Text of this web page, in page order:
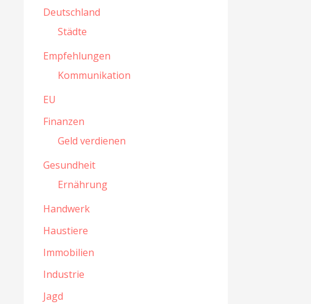
Deutschland
Städte
Empfehlungen
Kommunikation
EU
Finanzen
Geld verdienen
Gesundheit
Ernährung
Handwerk
Haustiere
Immobilien
Industrie
Jagd